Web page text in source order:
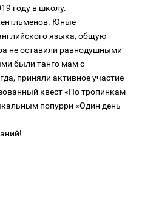
году в школу.
Юные
языка, общую
не оставили равнодушными
были танго мам с
приняли активное участие
квест «По тропинкам
попурри «Один день